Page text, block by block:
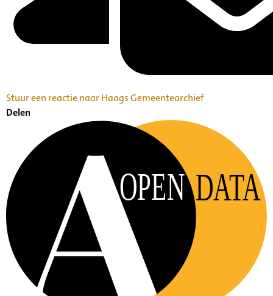
Stuur een reactie naar Haags Gemeentearchief
Delen
OPEN DATA